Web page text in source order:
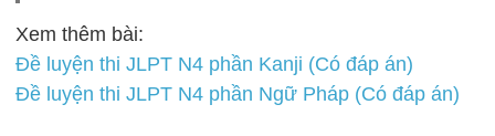
Xem thêm bài:
Đề luyện thi JLPT N4 phần Kanji (Có đáp án)
Đề luyện thi JLPT N4 phần Ngữ Pháp (Có đáp án)